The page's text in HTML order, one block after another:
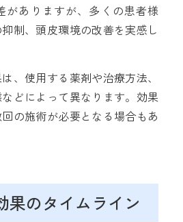
がありますが、多くの患者様
制、頭皮環境の改善を実感し
、使用する薬剤や治療方法、
どによって異なります。効果
の施術が必要となる場合もあ
果のタイムライン